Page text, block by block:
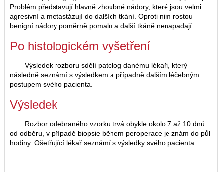
Problém představují hlavně zhoubné nádory, které jsou velmi
agresivní a metastázují do dalších tkání. Oproti nim rostou
benigní nádory poměrně pomalu a další tkáně nenapadají.
Po histologickém vyšetření
Výsledek rozboru sdělí patolog danému lékaři, který
následně seznámí s výsledkem a případně dalším léčebným
postupem svého pacienta.
Výsledek
Rozbor odebraného vzorku trvá obykle okolo 7 až 10 dnů
od odběru, v případě biopsie během peroperace je znám do půl
hodiny. Ošetřující lékař seznámí s výsledky svého pacienta.